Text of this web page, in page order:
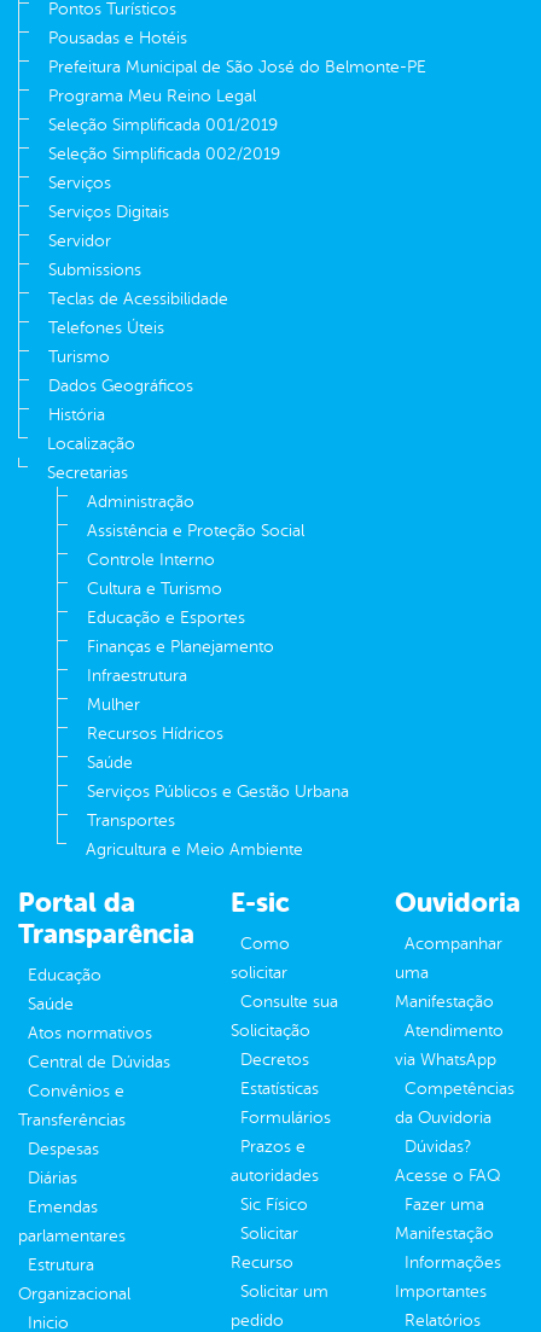
Pontos Turísticos
Pousadas e Hotéis
Prefeitura Municipal de São José do Belmonte-PE
Programa Meu Reino Legal
Seleção Simplificada 001/2019
Seleção Simplificada 002/2019
Serviços
Serviços Digitais
Servidor
Submissions
Teclas de Acessibilidade
Telefones Úteis
Turismo
Dados Geográficos
História
Localização
Secretarias
Administração
Assistência e Proteção Social
Controle Interno
Cultura e Turismo
Educação e Esportes
Finanças e Planejamento
Infraestrutura
Mulher
Recursos Hídricos
Saúde
Serviços Públicos e Gestão Urbana
Transportes
Agricultura e Meio Ambiente
Portal da
Transparência
Educação
Saúde
Atos normativos
Central de Dúvidas
Convênios e
Transferências
Despesas
Diárias
Emendas
parlamentares
Estrutura
Organizacional
Inicio
E-sic
Como
solicitar
Consulte sua
Solicitação
Decretos
Estatísticas
Formulários
Prazos e
autoridades
Sic Físico
Solicitar
Recurso
Solicitar um
pedido
Ouvidoria
Acompanhar
uma
Manifestação
Atendimento
via WhatsApp
Competências
da Ouvidoria
Dúvidas?
Acesse o FAQ
Fazer uma
Manifestação
Informações
Importantes
Relatórios